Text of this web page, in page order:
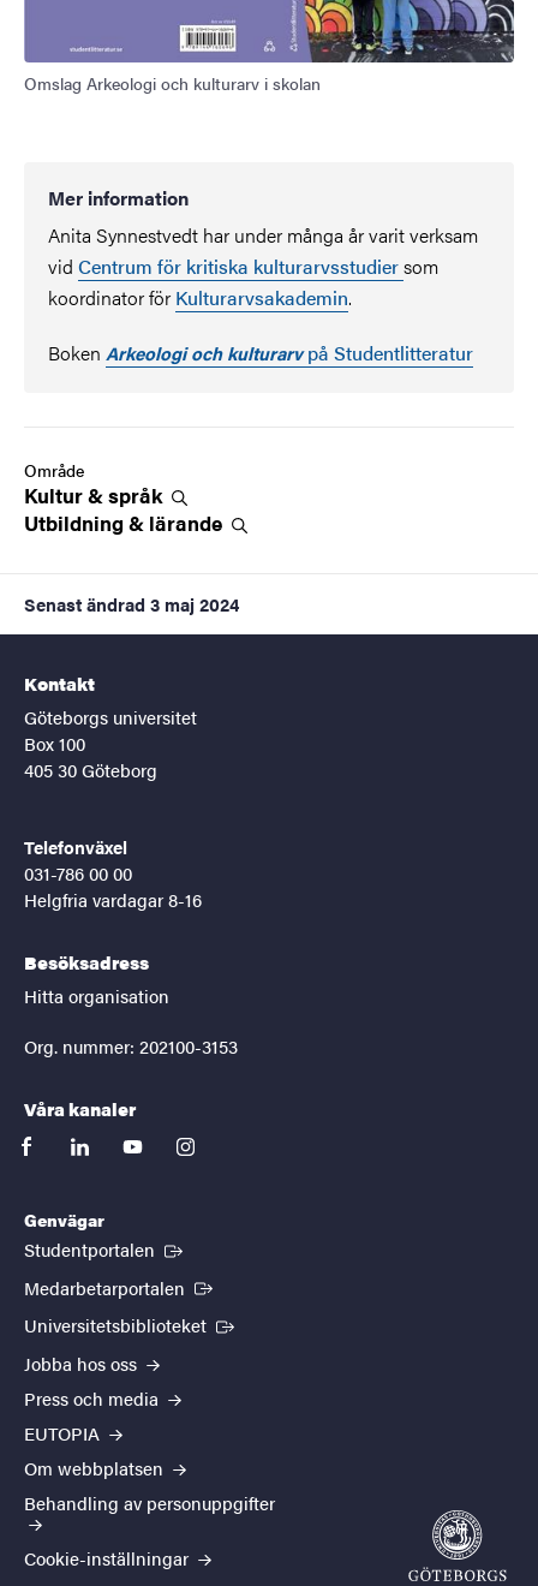
Omslag Arkeologi och kulturarv i skolan
Mer information
Anita Synnestvedt har under många år varit verksam
vid Centrum för kritiska kulturarvsstudiersom
koordinator för Kulturarvsakademin.
Boken Arkeologi och kulturarv på Studentlitteratur
Område
Kultur &språk
Utbildning & lärande
Senast ändrad 3 maj 2024
Kontakt
Göteborgs universitet
Box 100
405 30 Göteborg
Telefonväxel
031-786 00 00
Helgfria vardagar 8-16
Besöksadress
Hitta organisation
Org. nummer: 202100-3153
Våra kanaler
facebooklinkedinyoutubeinstagram
Genvägar
Studentportalen (Extern länk)
Medarbetarportalen (Extern länk)
Universitetsbiblioteket (Extern länk)
Jobba hos oss
Press och media
EUTOPIA
Om webbplatsen
Behandling av personuppgifter
Cookie-inställningar